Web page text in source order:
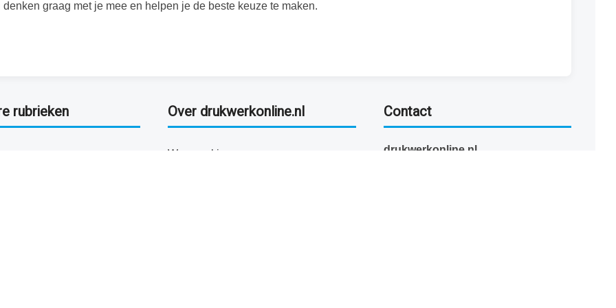
graag met je mee en helpen je de beste keuze te maken.
rubrieken Over drukwerkonline.nl
Waarom kiezen voor
Contact
drukwerkonline.nl